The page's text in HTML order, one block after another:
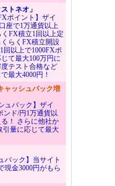
トネオ」
ポイント】ザイ
座で1万通貨以上
FX積立1回以上定
らくFX積立開設
回以上で1000FXポ
て最大100万円に
テスト合格など
最大4000円！
ャッシュバック増
ュバック】ザイ
ンド/円1万通貨以
！ さらに他社か
引量に応じて最大
バック】当サイト
現金3000円がもら